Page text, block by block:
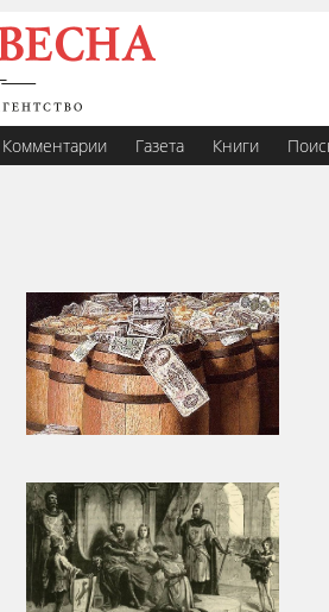
Комментарии Газета Книги